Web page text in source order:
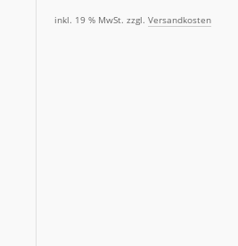
inkl. 19 % MwSt. zzgl. Versandkosten